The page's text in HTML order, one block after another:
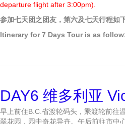
departure flight after 3:00pm).
参加七天团之团友，第六及七天行程如
Itinerary for 7 Days Tour is as
DAY6 维多利亚
早上前住B.C.省渡轮码头，乘渡轮前往
翠花园，园中奇花异卉。午后前往市中